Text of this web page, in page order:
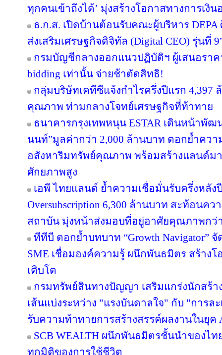
ทุกคนเข้าถึงได้’ มุ่งสร้างโอกาสทางการเงิน
ธ.ก.ส. เปิดบ้านต้อนรับคณะผู้บริหาร
ส่งเสริมเศรษฐกิจดิจิทัล (Digital CEO) รุ่นที่
กรมบัญชีกลางออกแนวปฏิบัติฯ ผู้เสนอราค
bidding เท่านั้น จ่ายช้าตัดสิทธิ!
กลุ่มบริษัทเคทีซีแจ้งกำไรครึ่งปีแรก 4,397
คุณภาพ ท่ามกลางโจทย์เศรษฐกิจที่ท้าทาย
ธนาคารกรุงเทพหนุน ESTAR เดินหน้าพัฒน
นนท์”มูลค่ากว่า 2,000 ล้านบาท ตอกย้ำคว
อสังหาริมทรัพย์คุณภาพ พร้อมสร้างแลนด์ม
ศักยภาพสูง
เอพี ไทยแลนด์ ย้ำความเชื่อมั่นรับครึ่งหลัง
Oversubscription 6,300 ล้านบาท สะท้อนค
สถาบัน มุ่งหน้าส่งมอบที่อยู่อาศัยคุณภาพกว่า
ทีทีบี ตอกย้ำบทบาท “Growth Navigator”
SME เชื่อมองค์ความรู้ ผนึกพันธมิตร สร้าง
เติบโต
กรมทรัพย์สินทางปัญญา เสริมแกร่งนักสร้า
เส้นแบ่งระหว่าง "แรงบันดาลใจ" กับ "การ
รับความท้าทายการสร้างสรรค์ผลงานในยุค
SCB WEALTH ผนึกพันธมิตรชั้นนำของไ
ทุกมิติของการใช้ชีวิต